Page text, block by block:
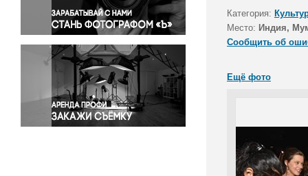
Происшествия и конфликты
Религия
Светская жизнь
Спорт
Экология
Экономика и бизнес
Категория:
Место: Индия,
Сообщить об
Ещё фото